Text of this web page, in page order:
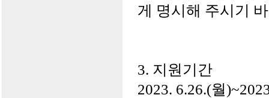
게 명시해 주시기
3. 지원기간
2023. 6.26.(월